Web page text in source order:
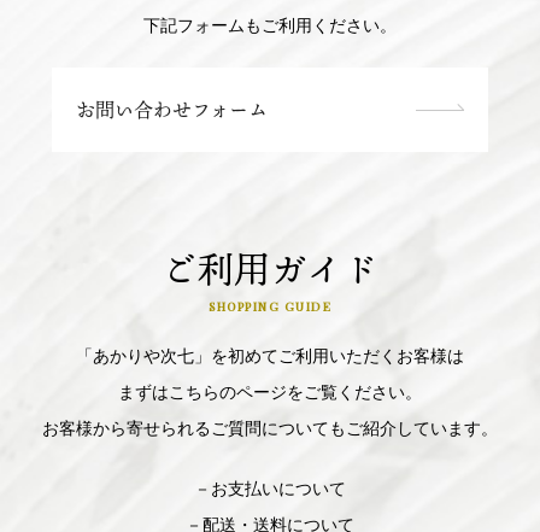
下記フォームもご利用ください。
お問い合わせフォーム
ご利用ガイド
SHOPPING GUIDE
「あかりや次七」を初めてご利用いただくお客様は
まずはこちらのページをご覧ください。
お客様から寄せられるご質問についてもご紹介しています。
－お支払いについて
－配送・送料について